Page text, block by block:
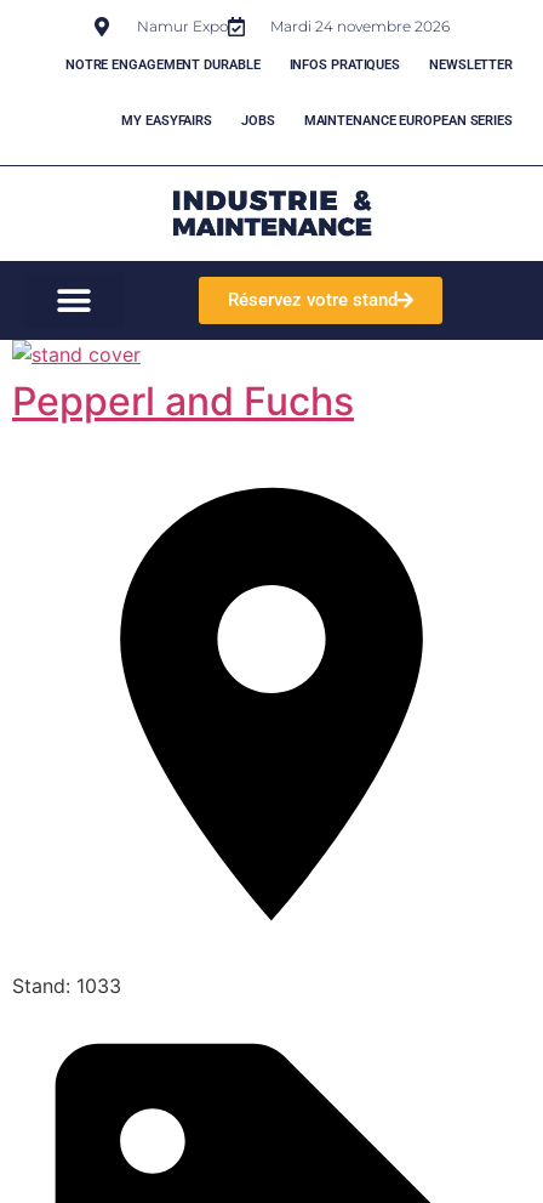
Namur Expo Mardi 24 novembre 2026
NOTRE ENGAGEMENT DURABLE INFOS PRATIQUES NEWSLETTER
MY EASYFAIRS JOBS MAINTENANCE EUROPEAN SERIES
Réservez votre stand
Pepperl and Fuchs
Stand: 1033